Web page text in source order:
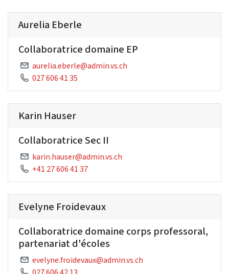
Aurelia Eberle
Collaboratrice domaine EP
aurelia.eberle@admin.vs.ch
027 606 41 35
Karin Hauser
Collaboratrice Sec II
karin.hauser@admin.vs.ch
+41 27 606 41 37
Evelyne Froidevaux
Collaboratrice domaine corps professoral,
partenariat d'écoles
evelyne.froidevaux@admin.vs.ch